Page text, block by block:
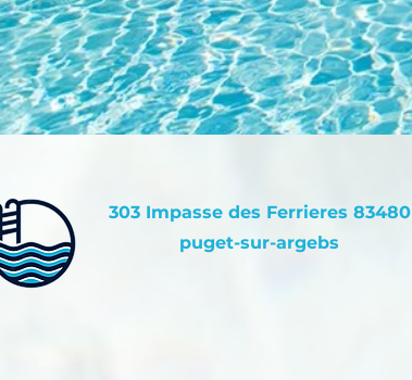
​303 Impasse des Ferrieres 83480
puget-sur-argebs